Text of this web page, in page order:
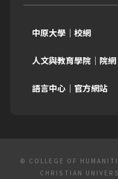
中原大學｜校網
人文與教育學院｜院網
語言中心｜官方網站
© COLLEGE OF
CHRISTIAN